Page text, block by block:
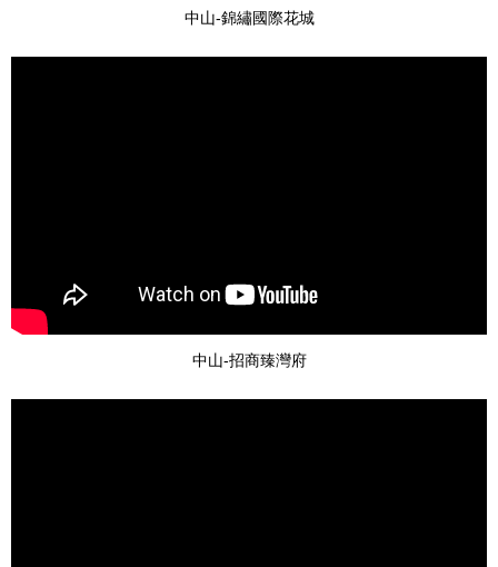
中山-錦繡國際花城
中山-招商臻灣府